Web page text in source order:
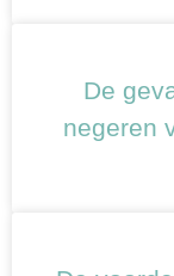
De
negeren